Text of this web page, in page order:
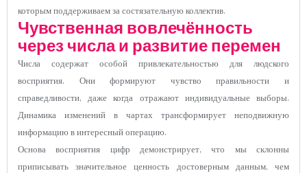
которым поддерживаем за состязательную коллектив.
Чувственная вовлечённость
через числа и развитие перемен
Числа содержат особой привлекательностью для людского
восприятия. Они формируют чувство правильности и
справедливости, даже когда отражают индивидуальные выборы.
Динамика изменений в чартах трансформирует неподвижную
информацию в интересный операцию.
Основа восприятия цифр демонстрирует, что мы склонны
приписывать значительное ценность достоверным данным, чем